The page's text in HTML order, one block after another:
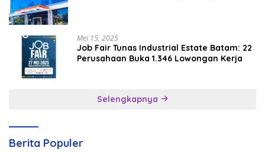
Mei 15, 2025
Job Fair Tunas Industrial Estate Batam: 22
Perusahaan Buka 1.346 Lowongan Kerja
Selengkapnya
Berita Populer